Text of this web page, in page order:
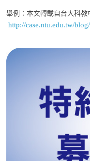
舉例：本文轉載自台大科教
http://case.ntu.edu.tw/